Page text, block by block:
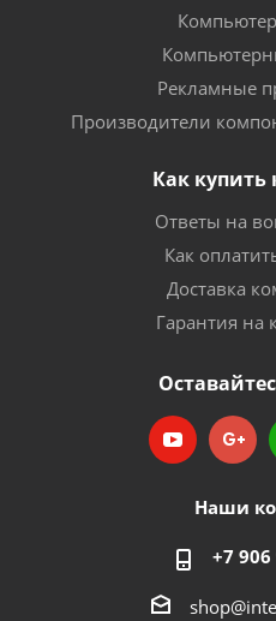
Рекламные
Производители
Как
Ответы на
Как
Доставка
Гарантия на
Наши
+7 906